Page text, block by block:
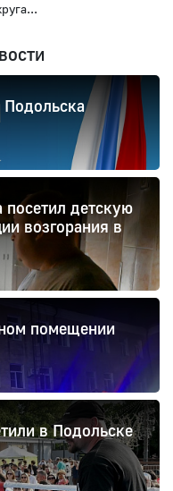
посетил детскую
возгорания в
помещении
в Подольске